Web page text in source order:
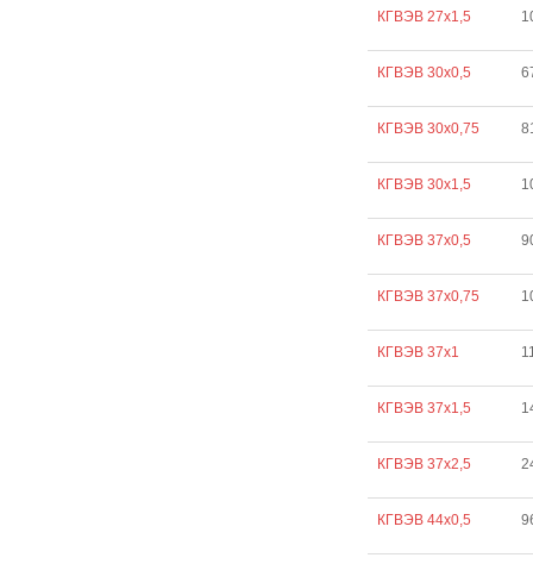
КГВЭВ 27х1,5
КГВЭВ 30х0,5
КГВЭВ 30х0,75
КГВЭВ 30х1,5
КГВЭВ 37х0,5
КГВЭВ 37х0,75
КГВЭВ 37х1
КГВЭВ 37х1,5
КГВЭВ 37х2,5
КГВЭВ 44х0,5